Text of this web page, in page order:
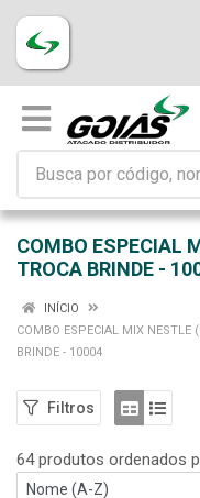
COMBO ESPECIAL
TROCA BRINDE -
INÍCIO
COMBO ESPECIAL MIX NESTLE
BRINDE - 10004
Filtros
64 produtos ordenados